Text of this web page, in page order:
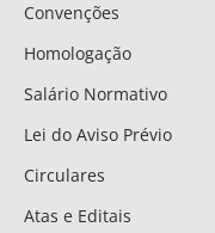
Convenções
Homologação
Salário Normativo
Lei do Aviso Prévio
Circulares
Atas e Editais